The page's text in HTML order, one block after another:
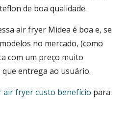
de boa qualidade.
air fryer Midea é boa e, se
no mercado, (como
com um preço muito
entrega ao usuário.
air fryer custo benefício para